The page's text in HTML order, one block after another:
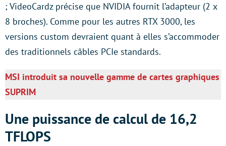
; VideoCardz précise que NVIDIA fournit l’adapteur (2 x
8 broches). Comme pour les autres RTX 3000, les
versions custom devraient quant à elles s’accommoder
des traditionnels câbles PCIe standards.
MSI introduit sa nouvelle gamme de cartes graphiques
SUPRIM
Une puissance de calcul de 16,2
TFLOPS